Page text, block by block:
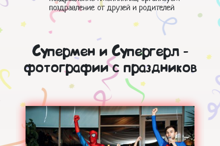
поздравление от друзей и родителей
Супермен и Супергерл -
фотографии с праздников